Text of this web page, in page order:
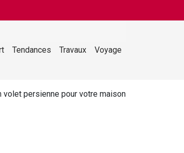
Tendances Travaux Voyage
volet persienne pour votre maison